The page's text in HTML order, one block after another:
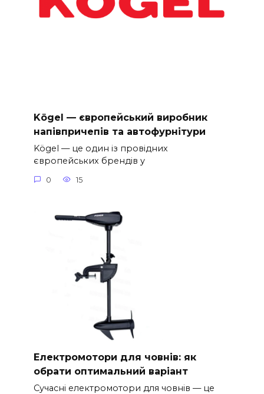
Kögel — європейський виробник
напівпричепів та автофурнітури
Kögel — це один із провідних
європейських брендів у
0 15
Електромотори для човнів: як
обрати оптимальний варіант
Сучасні електромотори для човнів — це